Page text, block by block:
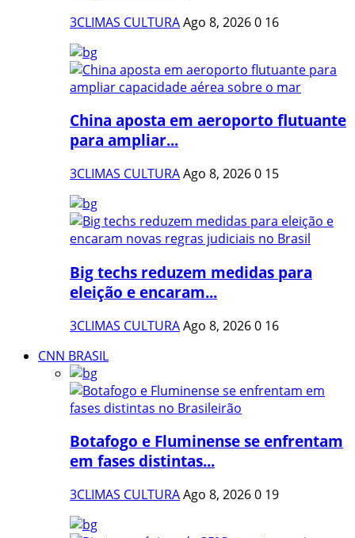
3CLIMAS CULTURAAgo 8, 20260 16
China aposta em aeroporto flutuante
para ampliar...
3CLIMAS CULTURAAgo 8, 20260 15
Big techs reduzem medidas para
eleição e encaram...
3CLIMAS CULTURAAgo 8, 20260 16
CNN BRASIL
Botafogo e Fluminense se enfrentam
em fases distintas...
3CLIMAS CULTURAAgo 8, 20260 19